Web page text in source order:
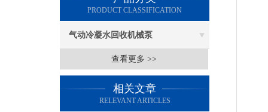
PRODUCT CLASSIFICATION
气动冷凝水回收机械泵
查看更多 >>
相关文章
RELEVANT ARTICLES